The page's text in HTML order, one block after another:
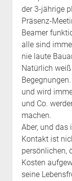
der 3-jährige
Präsenz-
Beamer
alle sind
nie laute
Natürlich
und wird
und Co.
machen.
Aber, und das
Kontakt ist
persönlichen,
Kosten
seine